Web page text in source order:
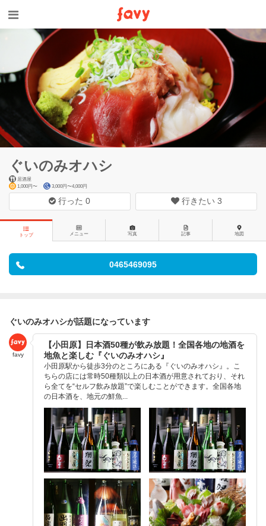
ぐいのみオハシ
居酒屋
1,000円〜
3,000円〜4,000円
行った0 行きたい 3
トップ メニュー 写真 記事 地図
0465469095
ぐいのみオハシが話題になっています
favy
【小田原】日本酒50種が飲み放題！全国各地の地酒を
地魚と楽しむ『ぐいのみオハシ』
小田原駅から徒歩3分のところにある『ぐいのみオハシ』。こ
ちらの店には常時50種類以上の日本酒が用意されており、それ
ら全てを“セルフ飲み放題”で楽しむことができます。全国各地
の日本酒を、地元の鮮魚...